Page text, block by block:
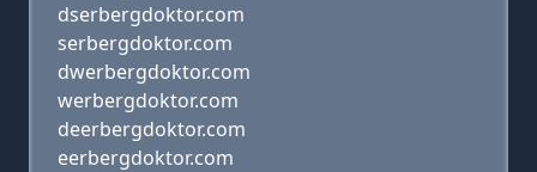
dserbergdoktor.com
serbergdoktor.com
dwerbergdoktor.com
werbergdoktor.com
deerbergdoktor.com
eerbergdoktor.com